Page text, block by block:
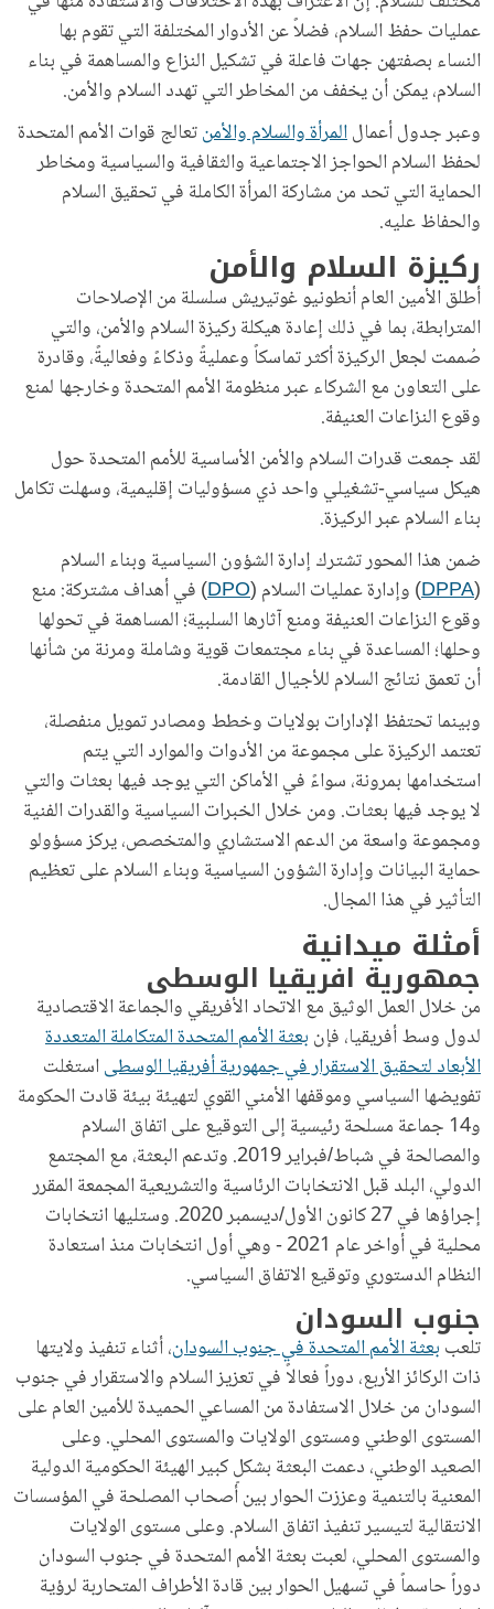
عمليات حفظ السلام، فضلاً عن الأدوار المختلفة التي تقوم بها
النساء بصفتهن جهات فاعلة في تشكيل النزاع والمساهمة في بناء
السلام، يمكن أن يخفف من المخاطر التي تهدد السلام والأمن.
وعبر جدول أعمالالمرأة والسلام والأمنتعالج قوات الأمم المتحدة
لحفظ السلام الحواجز الاجتماعية والثقافية والسياسية ومخاطر
الحماية التي تحد من مشاركة المرأة الكاملة في تحقيق السلام
والحفاظ عليه.
ركيزة السلام والأمن
أطلق الأمين العام أنطونيو غوتيريش سلسلة من الإصلاحات
المترابطة، بما في ذلك إعادة هيكلة ركيزة السلام والأمن، والتي
صُممت لجعل الركيزة أكثر تماسكاً وعمليةً وذكاءً وفعاليةً، وقادرة
على التعاون مع الشركاء عبر منظومة الأمم المتحدة وخارجها لمنع
وقوع النزاعات العنيفة.
لقد جمعت قدرات السلام والأمن الأساسية للأمم المتحدة حول
هيكل سياسي-تشغيلي واحد ذي مسؤوليات إقليمية، وسهلت تكامل
بناء السلام عبر الركيزة.
ضمن هذا المحور تشترك إدارة الشؤون السياسية وبناء السلام
(
DPPA) وإدارة عمليات السلام (DPO) في أهداف مشتركة: منع
وقوع النزاعات العنيفة ومنع آثارها السلبية؛ المساهمة في تحولها
وحلها؛ المساعدة في بناء مجتمعات قوية وشاملة ومرنة من شأنها
أن تعمق نتائج السلام للأجيال القادمة.
وبينما تحتفظ الإدارات بولايات وخطط ومصادر تمويل منفصلة،
تعتمد الركيزة على مجموعة من الأدوات والموارد التي يتم
استخدامها بمرونة، سواءً في الأماكن التي يوجد فيها بعثات والتي
لا يوجد فيها بعثات. ومن خلال الخبرات السياسية والقدرات الفنية
ومجموعة واسعة من الدعم الاستشاري والمتخصص، يركز مسؤولو
حماية البيانات وإدارة الشؤون السياسية وبناء السلام على تعظيم
التأثير في هذا المجال.
أمثلة ميدانية
جمهورية افريقيا الوسطى
من خلال العمل الوثيق مع الاتحاد الأفريقي والجماعة الاقتصادية
لدول وسط أفريقيا، فإن بعثة الأمم المتحدة المتكاملة المتعددة
الأبعاد لتحقيق الاستقرار في جمهورية أفريقيا الوسطىاستغلت
تفويضها السياسي وموقفها الأمني ​​القوي لتهيئة بيئة قادت الحكومة
و14 جماعة مسلحة رئيسية إلى التوقيع على اتفاق السلام
والمصالحة في شباط/فبراير 2019. وتدعم البعثة، مع المجتمع
الدولي، البلد قبل الانتخابات الرئاسية والتشريعية المجمعة المقرر
إجراؤها في 27 كانون الأول/ديسمبر 2020. وستليها انتخابات
محلية في أواخر عام 2021 - وهي أول انتخابات منذ استعادة
النظام الدستوري وتوقيع الاتفاق السياسي.
جنوب السودان
تلعب بعثة الأمم المتحدة في جنوب السودان، أثناء تنفيذ ولايتها
ذات الركائز الأربع، دوراً فعالاً في تعزيز السلام والاستقرار في جنوب
السودان من خلال الاستفادة من المساعي الحميدة للأمين العام على
المستوى الوطني ومستوى الولايات والمستوى المحلي. وعلى
الصعيد الوطني، دعمت البعثة بشكلٍ كبير الهيئة الحكومية الدولية
المعنية بالتنمية وعززت الحوار بين أصحاب المصلحة في المؤسسات
الانتقالية لتيسير تنفيذ اتفاق السلام. وعلى مستوى الولايات
والمستوى المحلي، لعبت بعثة الأمم المتحدة في جنوب السودان
دوراً حاسماً في تسهيل الحوار بين قادة الأطراف المتحاربة لرؤية